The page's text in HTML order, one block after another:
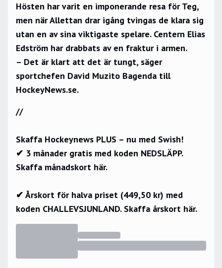
Hösten har varit en imponerande resa för Teg,
men när Allettan drar igång tvingas de klara sig
utan en av sina viktigaste spelare. Centern Elias
Edström har drabbats av en fraktur i armen.
– Det är klart att det är tungt, säger
sportchefen David Muzito Bagenda till
HockeyNews.se.
//
Skaffa Hockeynews PLUS – nu med Swish!
✔ 3 månader gratis med koden NEDSLÄPP.
Skaffa månadskort här.
✔ Årskort för halva priset (449,50 kr) med
koden CHALLEVSJUNLAND. Skaffa årskort här.